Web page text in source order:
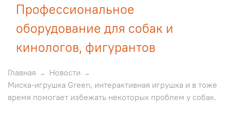
Профессиональное
оборудование для собак и
кинологов, фигурантов
Главная
Новости
Миска-игрушка Green, интерактивная игрушка и в тоже
время помогает избежать некоторых проблем у собак.